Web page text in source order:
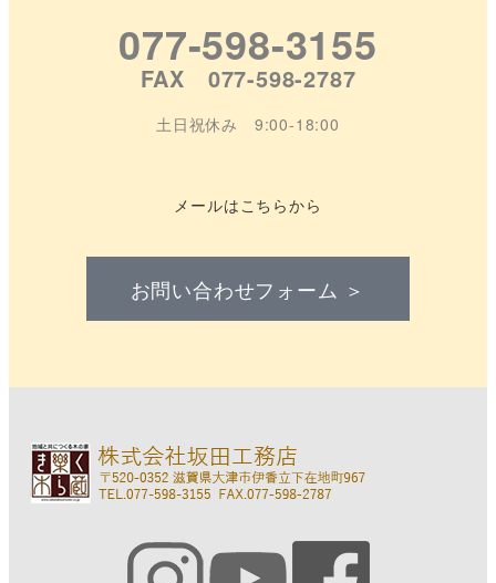
077-598-3155
FAX 077-598-2787
土日祝休み 9:00-18:00
メールはこちらから
お問い合わせフォーム ＞